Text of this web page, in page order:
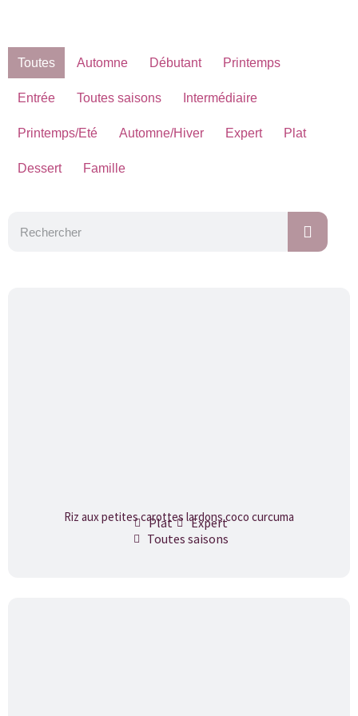
Toutes Automne Débutant Printemps
Entrée Toutes saisons Intermédiaire
Printemps/Eté Automne/Hiver Expert Plat
Dessert Famille
Riz aux petites carottes lardons coco curcuma
Plat
Expert
Toutes saisons
h